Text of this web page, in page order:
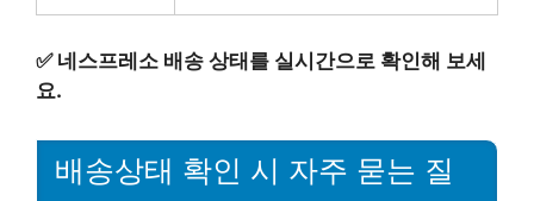
✅ 네스프레소 배송 상태를 실시간으로 확인해 보세
요.
배송상태 확인 시 자주 묻는 질